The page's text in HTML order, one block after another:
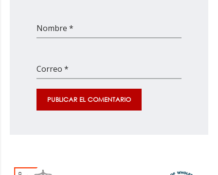
Nombre *
Correo *
PUBLICAR EL COMENTARIO